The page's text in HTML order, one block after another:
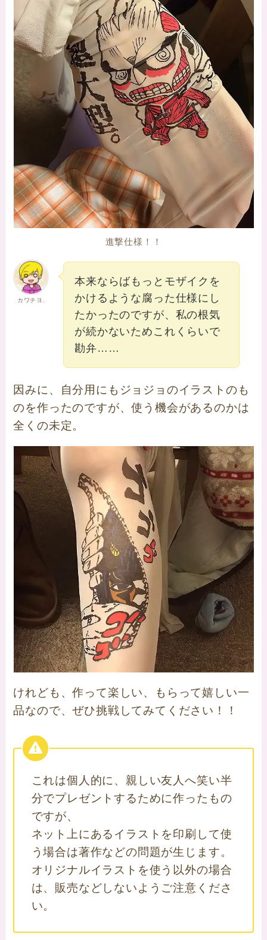
進撃仕様！！
カワチヨ.
本来ならばもっとモザイクを
かけるような腐った仕様にし
たかったのですが、私の根気
が続かないためこれくらいで
勘弁……
因みに、自分用にもジョジョのイラストのも
のを作ったのですが、使う機会があるのかは
全くの未定。
けれども、作って楽しい、もらって嬉しい一
品なので、ぜひ挑戦してみてください！！
これは個人的に、親しい友人へ笑い半
分でプレゼントするために作ったもの
ですが、
ネット上にあるイラストを印刷して使
う場合は著作などの問題が生じます。
オリジナルイラストを使う以外の場合
は、販売などしないようご注意くださ
い。